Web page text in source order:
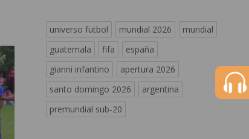
universo futbol mundial 2026
mundial
guatemala
fifa
españa
gianni infantino
apertura 2026
santo domingo 2026
argentina
premundial sub-20